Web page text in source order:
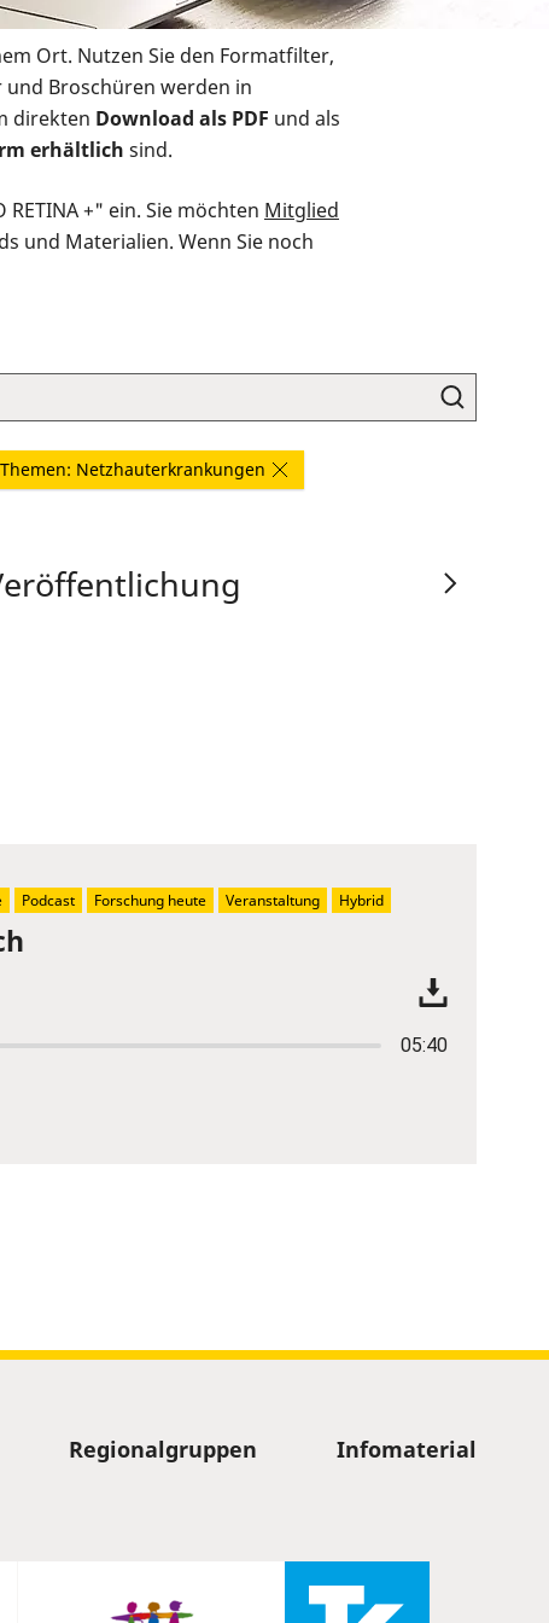
Ort. Nutzen Sie den Formatfilter,
und Broschüren werden in
direkten Download als PDF und als
erhältlich sind.
+" ein. Sie möchten Mitglied
und Materialien. Wenn Sie noch
Themen: Netzhauterkrankungen
05:40
Podcast Forschung heute Veranstaltung Hybrid
Regionalgruppen Infomaterial